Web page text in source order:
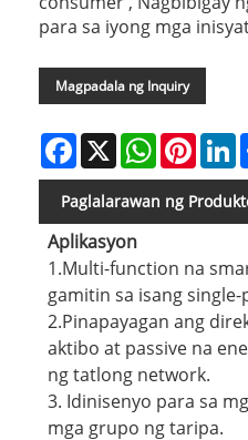
para sa iyong mga
Magpadala ng Inquiry
Facebook
X WhatsApp
Paglalarawan ng
Aplikasyon
1.Multi-function na
gamitin sa isang
2.Pinapayagan ang
aktibo at passive na
ng tatlong network.
3. Idinisenyo para sa
mga grupo ng taripa.